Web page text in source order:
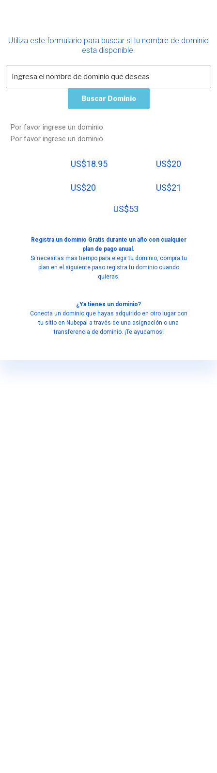
Utiliza este formulario para buscar si tu nombre de dominio
esta disponible.
Buscar Dominio
Por favor ingrese un dominio
Por favor ingrese un dominio
US$18.95 US$20
US$20 US$21
US$53
Registra un dominio Gratis durante un año con cualquier
plan de pago anual.
Si necesitas mas tiempo para elegir tu dominio, compra tu
plan en el siguiente paso registra tu dominio cuando
quieras.
¿Ya tienes un dominio?
Conecta un dominio que hayas adquirido en otro lugar con
tu sitio en Nubepal a través de una asignación o una
transferencia de dominio. ¡Te ayudamos!